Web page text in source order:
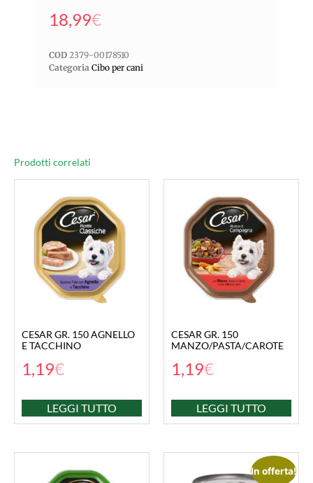
18,99€
COD 2379-00178510
Categoria Cibo per cani
Prodotti correlati
CESAR GR. 150 AGNELLO
E TACCHINO
1,19€
LEGGI TUTTO
CESAR GR. 150
MANZO/PASTA/CAROTE
1,19€
LEGGI TUTTO
In offerta!